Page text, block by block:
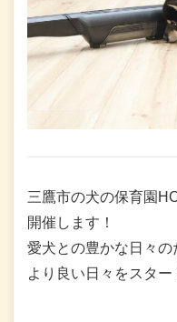
三鷹市の犬の保育園
開催します！
愛犬との豊かな日々
より良い日々をスター